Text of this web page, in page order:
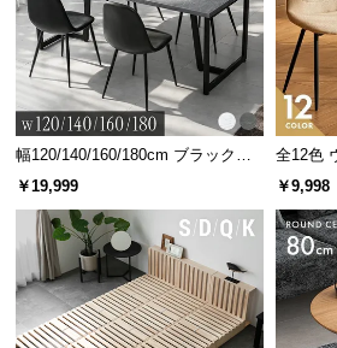
知
ら
業
幅120/140/160/180cm ブラックフ
レーム ダイニング 大理石調 4人掛
￥19,999
全12色
ズシェ
￥9,998